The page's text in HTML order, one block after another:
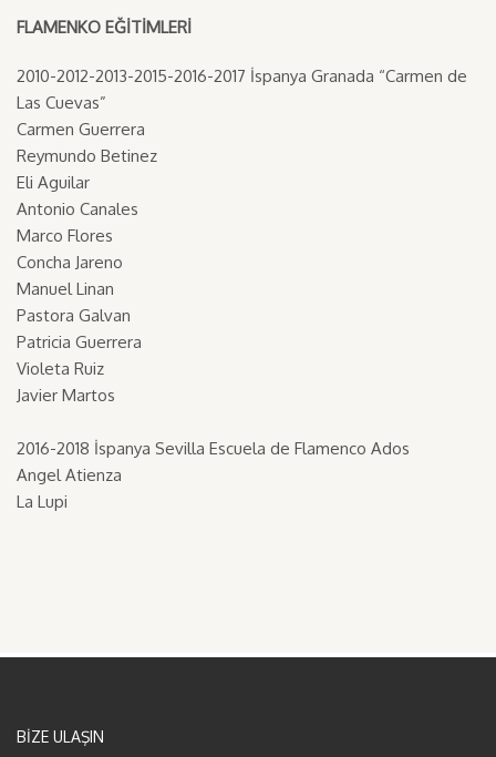
FLAMENKO EĞİTİMLERİ
2010-2012-2013-2015-2016-2017 İspanya Granada “Carmen de
Las Cuevas”
Carmen Guerrera
Reymundo Betinez
Eli Aguilar
Antonio Canales
Marco Flores
Concha Jareno
Manuel Linan
Pastora Galvan
Patricia Guerrera
Violeta Ruiz
Javier Martos
2016-2018 İspanya Sevilla Escuela de Flamenco Ados
Angel Atienza
La Lupi
BİZE ULAŞIN